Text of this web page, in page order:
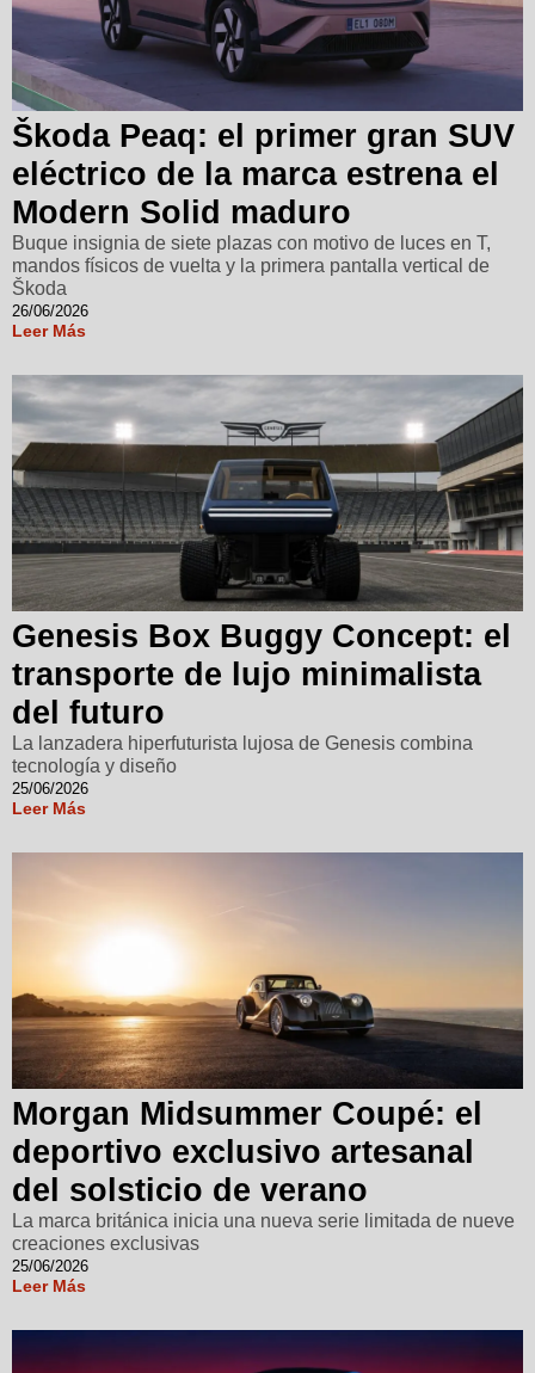
Škoda Peaq: el primer gran SUV
eléctrico de la marca estrena el
Modern Solid maduro
Buque insignia de siete plazas con motivo de luces en T,
mandos físicos de vuelta y la primera pantalla vertical de
Škoda
26/06/2026
Leer Más
Genesis Box Buggy Concept: el
transporte de lujo minimalista
del futuro
La lanzadera hiperfuturista lujosa de Genesis combina
tecnología y diseño
25/06/2026
Leer Más
Morgan Midsummer Coupé: el
deportivo exclusivo artesanal
del solsticio de verano
La marca británica inicia una nueva serie limitada de nueve
creaciones exclusivas
25/06/2026
Leer Más